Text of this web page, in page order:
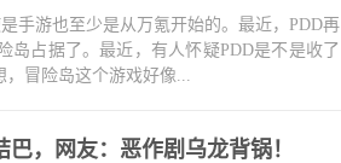
手游也至少是从万氪开始的。最近，PDD再
岛占据了。最近，有人怀疑PDD是不是收了
，冒险岛这个游戏好像...
，网友：恶作剧乌龙背锅！